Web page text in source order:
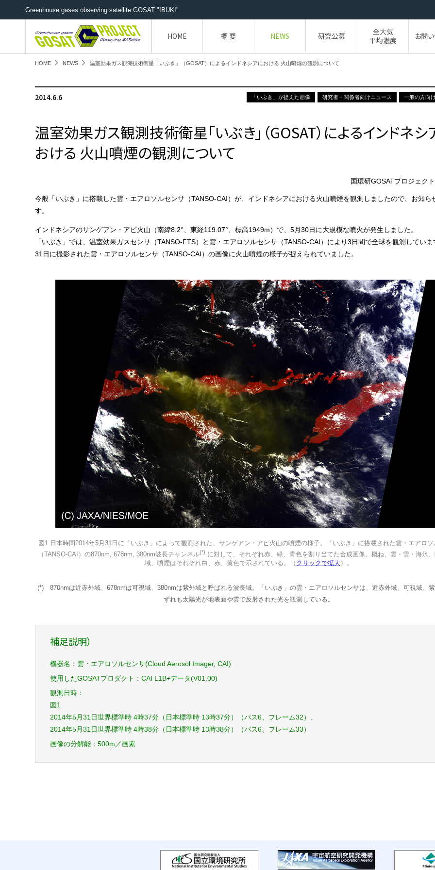
Greenhouse gases observing satellite GOSAT "IBUKI"
HOME 概 要 NEWS 研究公募
全大気
平均濃度
お問
HOME NEWS 温室効果ガス観測技術衛星「いぶき」（GOSAT）によるインドネシアにおける 火山噴煙の観測について
2014.6.6 「いぶき」が捉えた画像 研究者・関係者向けニュース 一般の方向
温室効果ガス観測技術衛星「いぶき」（GOSAT）によるインドネシ
おける 火山噴煙の観測について
国環研GOSATプロジェク
今般「いぶき」に搭載した雲・エアロソルセンサ（TANSO-CAI）が、インドネシアにおける火山噴煙を観測しましたので、お知ら
す。
インドネシアのサンゲアン・アピ火山（南緯8.2°、東経119.07°、標高1949m）で、5月30日に大規模な噴火が発生しました。
「いぶき」では、温室効果ガスセンサ（TANSO-FTS）と雲・エアロソルセンサ（TANSO-CAI）により3日間で全球を観測していま
31日に撮影された雲・エアロソルセンサ（TANSO-CAI）の画像に火山噴煙の様子が捉えられていました。
図1 日本時間2014年5月31日に「いぶき」によって観測された、サンゲアン・アピ火山の噴煙の様子。「いぶき」に搭載された雲・エアロソ
（TANSO-CAI）の870nm, 678nm, 380nm波長チャンネル(*) に対して、それぞれ赤、緑、青色を割り当てた合成画像。概ね、雲・雪・海氷
域、噴煙はそれぞれ白、赤、黄色で示されている。（ クリックで拡大）。
(*) 870nmは近赤外域、678nmは可視域、380nmは紫外域と呼ばれる波長域。「いぶき」の雲・エアロソルセンサは、近赤外域、可視域、
ずれも太陽光が地表面や雲で反射された光を観測している。
補足説明）
機器名：雲・エアロソルセンサ(Cloud Aerosol Imager, CAI)
使用したGOSATプロダクト：CAI L1B+データ(V01.00)
観測日時：
図1
2014年5月31日世界標準時 4時37分（日本標準時 13時37分）（パス6、フレーム32）、
2014年5月31日世界標準時 4時38分（日本標準時 13時38分）（パス6、フレーム33）
画像の分解能：500m／画素